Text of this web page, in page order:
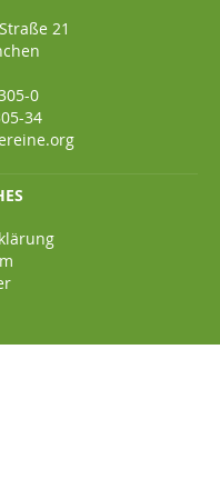
21
0
34